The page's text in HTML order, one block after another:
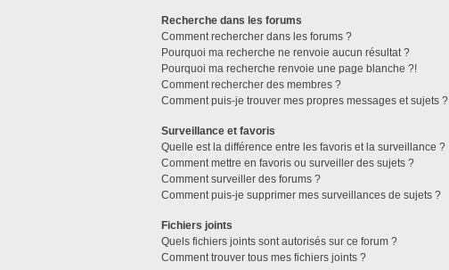
Recherche dans les forums
Comment rechercher dans les forums ?
Pourquoi ma recherche ne renvoie aucun résultat ?
Pourquoi ma recherche renvoie une page blanche ?!
Comment rechercher des membres ?
Comment puis-je trouver mes propres messages et sujets ?
Surveillance et favoris
Quelle est la différence entre les favoris et la surveillance ?
Comment mettre en favoris ou surveiller des sujets ?
Comment surveiller des forums ?
Comment puis-je supprimer mes surveillances de sujets ?
Fichiers joints
Quels fichiers joints sont autorisés sur ce forum ?
Comment trouver tous mes fichiers joints ?